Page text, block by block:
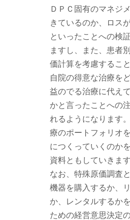
ＤＰＣ固有のマネジ
きているのか、ロス
といったことへの検
ますし、また、患者
価計算を考慮すること
自院の得意な治療を
益のでる治療に代え
かと言ったことへの
れるようになります
療のポートフォリオ
につくっていくのか
資料ともしていきます
なお、特殊原価調査
機器を購入するか、
か、レンタルするか
ための経営意思決定